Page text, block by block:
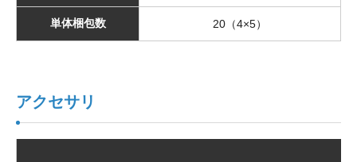
単体梱包数 20（4×5）
アクセサリ